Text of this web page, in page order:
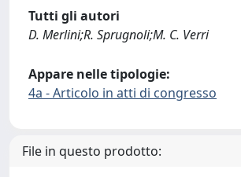
Tutti gli autori
D. Merlini;R. Sprugnoli;M. C. Verri
Appare nelle tipologie:
4a - Articolo in atti di congresso
File in questo prodotto: